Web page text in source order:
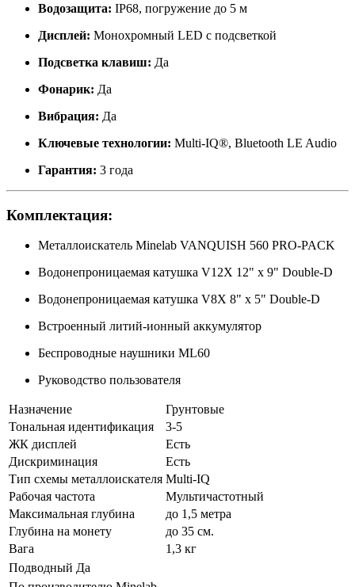
Водозащита: IP68, погружение до 5 м
Дисплей: Монохромный LED с подсветкой
Подсветка клавиш: Да
Фонарик: Да
Вибрация: Да
Ключевые технологии: Multi-IQ®, Bluetooth LE Audio
Гарантия: 3 года
Комплектация:
Металлоискатель Minelab VANQUISH 560 PRO-PACK
Водонепроницаемая катушка V12X 12" x 9" Double-D
Водонепроницаемая катушка V8X 8" x 5" Double-D
Встроенный литий-ионный аккумулятор
Беспроводные наушники ML60
Руководство пользователя
Назначение
Грунтовые
Тональная идентификация
3-5
ЖК дисплей
Есть
Дискриминация
Есть
Тип схемы металлоискателя Multi-IQ
Рабочая частота
Мультичастотный
Максимальная глубина
до 1,5 метра
Глубина на монету
до 35 см.
Вага
1,3 кг
Подводный Да